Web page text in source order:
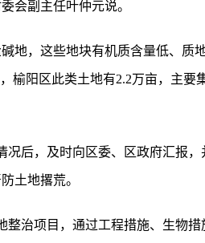
会副主任叶仲元说。
地，这些地块有机质含量低、质
榆阳区此类土地有2.2万亩，主要
后，及时向区委、区政府汇报
土地撂荒。
治项目，通过工程措施、生物